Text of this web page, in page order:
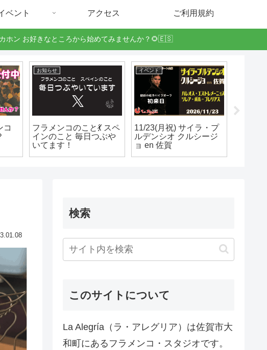
ベント アクセス ご利用規約
ホン お好きなところから始めてみませんか？🌻🇪🇸
コ
お知らせ
フラメンコのこと💃 スペ
インのこと 毎日つぶや
いてます！
イベント
11/23(月祝) サイラ・プ
ルデンシオ クルシージ
ョ en 佐賀
検索
このサイトについて
La Alegría（ラ・アレグリア）は佐賀市大
和町にあるフラメンコ・スタジオです。